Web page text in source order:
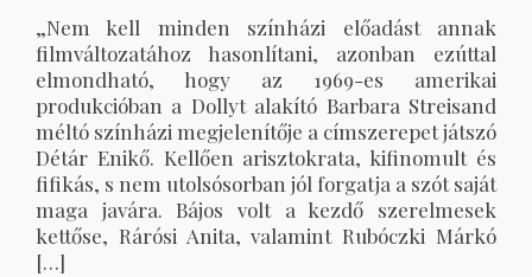
„Nem kell minden színházi előadást annak
filmváltozatához hasonlítani, azonban ezúttal
elmondható, hogy az 1969-es amerikai
produkcióban a Dollyt alakító Barbara Streisand
méltó színházi megjelenítője a címszerepet játszó
Détár Enikő. Kellően arisztokrata, kifinomult és
fifikás, s nem utolsósorban jól forgatja a szót saját
maga javára. Bájos volt a kezdő szerelmesek
kettőse, Rárósi Anita, valamint Rubóczki Márkó
[…]